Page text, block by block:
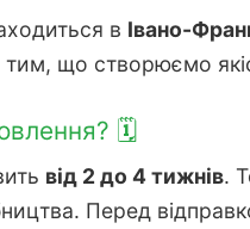
в Івано-
що створюємо
🗓️
від 2 до 4 тижнів.
Перед